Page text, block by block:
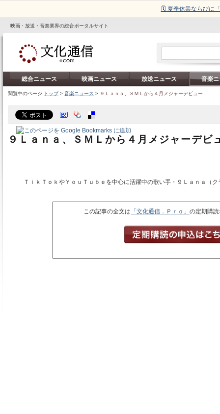
🗓️ 夏季休業ならびに
映画・放送・音楽業界の総合ポータルサイト
総合ニュース 映画ニュース 放送ニュース 音楽
閲覧中のページ: トップ> 音楽ニュース > ９Ｌａｎａ、ＳＭＬから４月メジャーデビュー
９Ｌａｎａ、ＳＭＬから４月メジャーデビ
ＴｉｋＴｏｋやＹｏｕＴｕｂｅを中心に活躍中の歌い手・９Ｌａｎａ（
この記事の全文は 「文化通信．Ｐｒｏ」の定期購